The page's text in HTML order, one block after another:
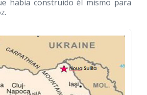
había construido él mismo para